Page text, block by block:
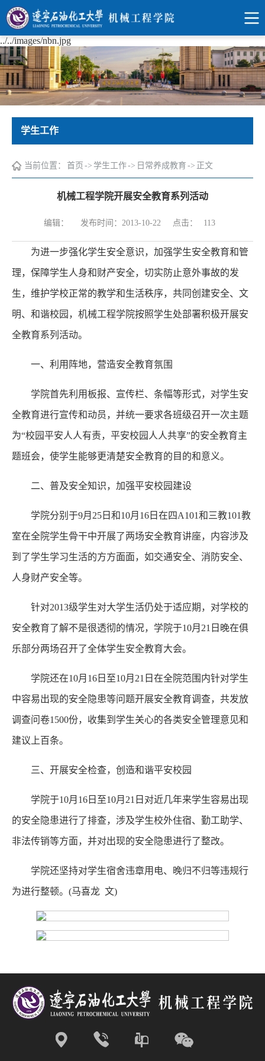
../../images/nbn.jpg
学生工作
当前位置： 首页 -> 学生工作-> 日常养成教育 -> 正文
机械工程学院开展安全教育系列活动
编辑： 发布时间：2013-10-22 点击： 113
为进一步强化学生安全意识，加强学生安全教育和管
理，保障学生人身和财产安全，切实防止意外事故的发
生，维护学校正常的教学和生活秩序，共同创建安全、文
明、和谐校园，机械工程学院按照学生处部署积极开展安
全教育系列活动。
一、利用阵地，营造安全教育氛围
学院首先利用板报、宣传栏、条幅等形式，对学生安
全教育进行宣传和动员，并统一要求各班级召开一次主题
为“校园平安人人有责，平安校园人人共享”的安全教育主
题班会，使学生能够更清楚安全教育的目的和意义。
二、普及安全知识，加强平安校园建设
学院分别于9月25日和10月16日在四A101和三教101教
室在全院学生骨干中开展了两场安全教育讲座，内容涉及
到了学生学习生活的方方面面，如交通安全、消防安全、
人身财产安全等。
针对2013级学生对大学生活仍处于适应期，对学校的
安全教育了解不是很透彻的情况，学院于10月21日晚在俱
乐部分两场召开了全体学生安全教育大会。
学院还在10月16日至10月21日在全院范围内针对学生
中容易出现的安全隐患等问题开展安全教育调查，共发放
调查问卷1500份，收集到学生关心的各类安全管理意见和
建议上百条。
三、开展安全检查，创造和谐平安校园
学院于10月16日至10月21日对近几年来学生容易出现
的安全隐患进行了排查，涉及学生校外住宿、勤工助学、
非法传销等方面，并对出现的安全隐患进行了整改。
学院还坚持对学生宿舍违章用电、晚归不归等违规行
为进行整顿。(马喜龙 文)